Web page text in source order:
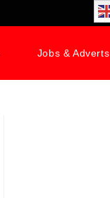
Jobs & Adverts